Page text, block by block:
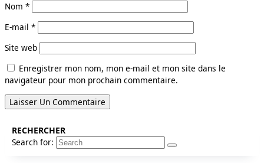
Nom *
E-mail *
Site web
Enregistrer mon nom, mon e-mail et mon site dans le
navigateur pour mon prochain commentaire.
RECHERCHER
Search for: